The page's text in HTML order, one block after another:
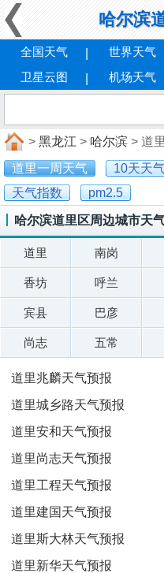
哈尔滨
全国天气 世界天气
卫星云图
机场天气
> 黑龙江 > 哈尔滨 > 道
道里一周天气
10天天
天气指数
pm2.5
哈尔滨道里区周边城市天
道里 南岗
香坊 呼兰
宾县 巴彦
尚志 五常
道里兆麟天气预报
道里城乡路天气预报
道里安和天气预报
道里尚志天气预报
道里工程天气预报
道里建国天气预报
道里斯大林天气预报
道里新华天气预报